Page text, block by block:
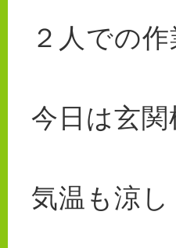
２人での
今日は玄
気温も涼